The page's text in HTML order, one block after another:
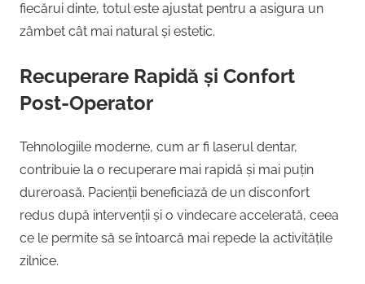
fiecărui dinte, totul este ajustat pentru a asigura un
zâmbet cât mai natural și estetic.
Recuperare Rapidă și Confort
Post-Operator
Tehnologiile moderne, cum ar fi laserul dentar,
contribuie la o recuperare mai rapidă și mai puțin
dureroasă. Pacienții beneficiază de un disconfort
redus după intervenții și o vindecare accelerată, ceea
ce le permite să se întoarcă mai repede la activitățile
zilnice.